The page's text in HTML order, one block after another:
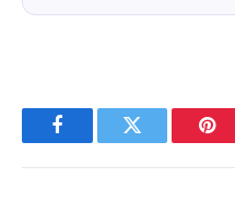
FacebookTwitter